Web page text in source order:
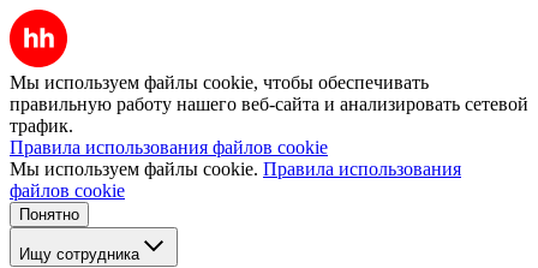
Мы используем файлы cookie, чтобы обеспечивать
правильную работу нашего веб-сайта и анализировать сетевой
трафик.
Правила использования файлов cookie
Мы используем файлы cookie. Правила использования
файлов cookie
Понятно
Ищу сотрудника